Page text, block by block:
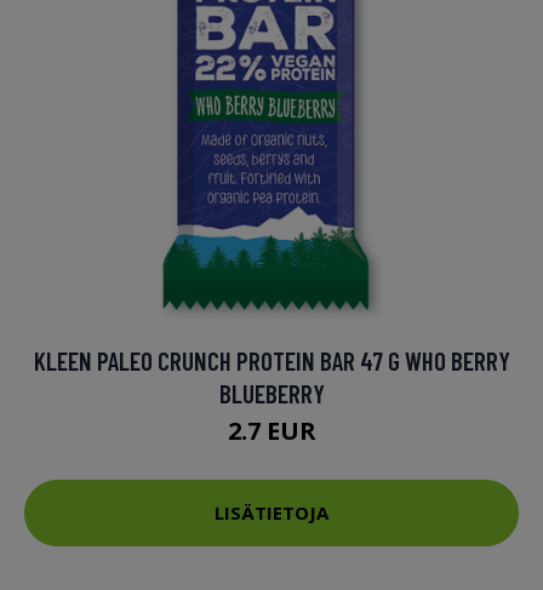
KLEEN PALEO CRUNCH PROTEIN BAR 47 G WHO BERRY
BLUEBERRY
2.7 EUR
LISÄTIETOJA